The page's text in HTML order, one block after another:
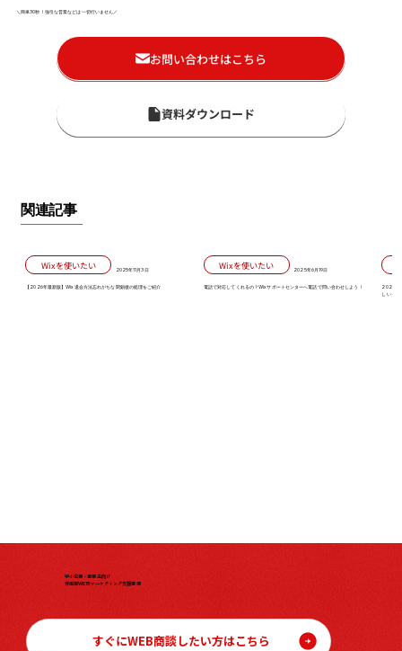
＼簡単30秒！強引な営業などは一切行いません／
お問い合わせはこちら
資料ダウンロード
関連記事
Wixを使いたい 2025年11月3日
【2026年最新版】Wix退会方法忘れがちな閉鎖後の処理をご紹介
Wixを使いたい 2025年6月19日
電話で対応してくれるの？Wixサポートセンターへ電話で問い合わせしよう！
2026年
しい「初
中小企業・事業主向け
伴走型WEBマーケティング支援事業
すぐにWEB商談したい方はこちら